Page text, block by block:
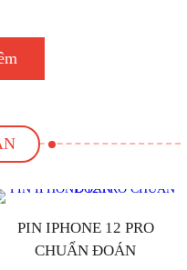
PIN IPHONE 12 PRO
CHUẨN ĐOÁN